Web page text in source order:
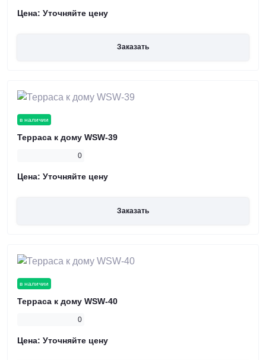
Цена: Уточняйте цену
Заказать
в наличии
Терраса к дому WSW-39
0
Цена: Уточняйте цену
Заказать
в наличии
Терраса к дому WSW-40
0
Цена: Уточняйте цену